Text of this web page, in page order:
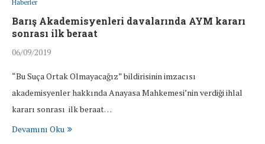
Haberler
Barış Akademisyenleri davalarında AYM kararı
sonrası ilk beraat
06/09/2019
“Bu Suça Ortak Olmayacağız” bildirisinin imzacısı
akademisyenler hakkında Anayasa Mahkemesi’nin verdiği ihlal
kararı sonrası ilk beraat…
Devamını Oku